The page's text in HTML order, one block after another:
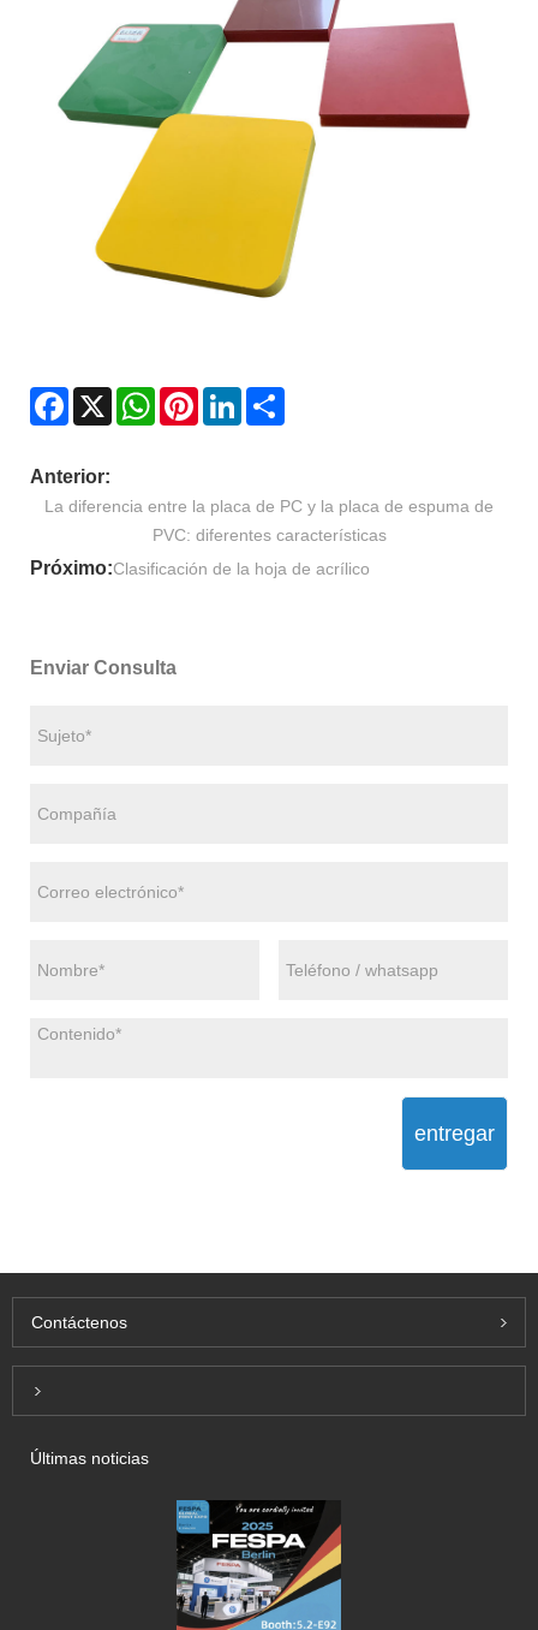
Facebook
X WhatsApp
PinterestLinkedIn
Anterior:
La diferencia entre la placa de PC y la placa de espuma de
PVC: diferentes características
Próximo:Clasificación de la hoja de acrílico
Enviar Consulta
entregar
Contáctenos
Inquiry For Pricelist
Últimas noticias